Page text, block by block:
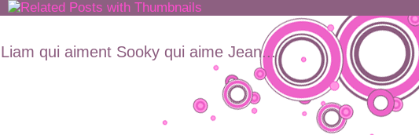
qui aiment Sooky qui aime Jean...